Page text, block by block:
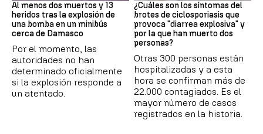
Al menos dos muertos y 13
heridos tras la explosión de
una bomba en un minibús
cerca de Damasco
Por el momento, las
autoridades no han
determinado oficialmente
si la explosión responde a
un atentado.
¿Cuáles son los síntomas del
brotes de ciclosporiasis que
provoca "diarrea explosiva" y
por la que han muerto dos
personas?
Otras 300 personas están
hospitalizadas y a esta
hora se confirman más de
22.000 contagiados. Es el
mayor número de casos
registrados en la historia.